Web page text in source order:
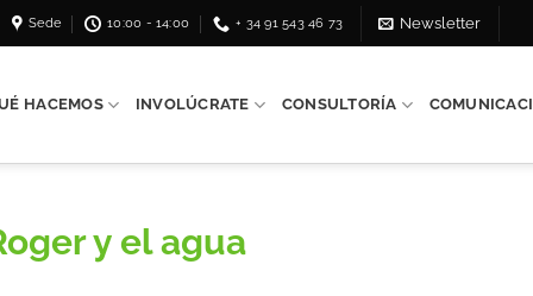
Sede 10:00 - 14:00 + 34 91 543 46 73 Newsletter
HACEMOS INVOLÚCRATE CONSULTORÍA
y el agua